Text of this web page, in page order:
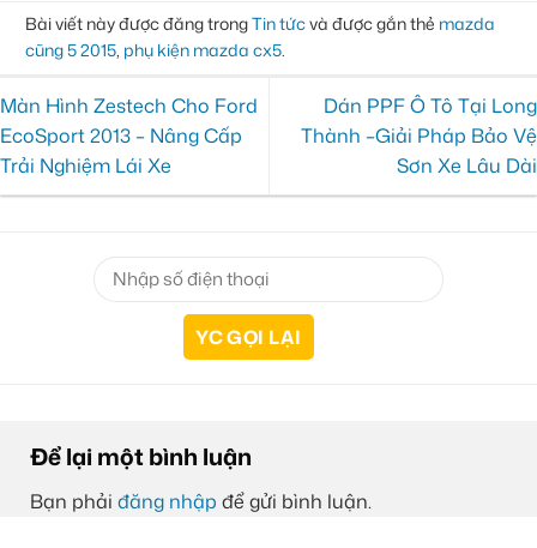
Bài viết này được đăng trongTin tứcvà được gắn thẻ mazda
cũng 5 2015, phụ kiện mazda cx5.
Màn Hình Zestech Cho Ford
EcoSport 2013 – Nâng Cấp
Trải Nghiệm Lái Xe
Dán PPF Ô Tô Tại Long
Thành –Giải Pháp Bảo Vệ
Sơn Xe Lâu Dài
Để lại một bình luận
Bạn phải đăng nhập để gửi bình luận.